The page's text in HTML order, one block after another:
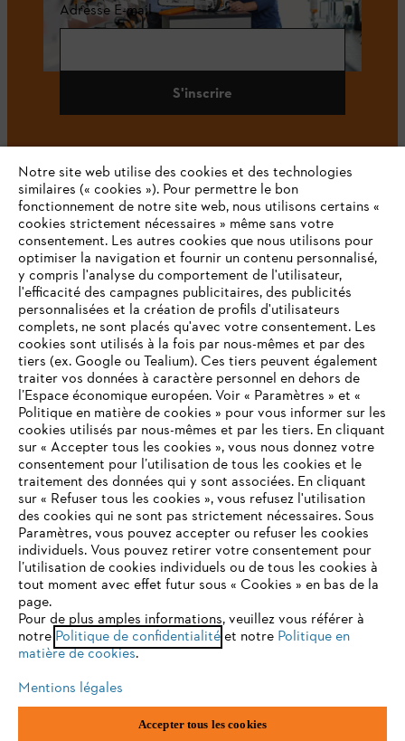
Adresse E-mail
S'inscrire
#STIHL
L'Entreprise
STIHL FAQ
Contact
Politique de protection des données
Mentions légales Utilisation des cookies
ANDREAS STIHL NV, Veurtstraat 117, 2870 Puurs-Sint-Amands,
VOTRE NAVIGATEUR INTERNET
N'EST PLUS PRIS EN CHARGE
Vous utilisez un navigateur Internet que nous ne prenons plus
en charge, et certaines fonctionnalités de notre site ne
peuvent fonctionner correctement. Pour une utilisation
optimale de notre site, nous vous recommandons de passer à
l'un des navigateurs suivants :
firefox chrome
Notre site web utilise des cookies et des technologies
similaires (« cookies »). Pour permettre le bon
fonctionnement de notre site web, nous utilisons certains «
cookies strictement nécessaires » même sans votre
consentement. Les autres cookies que nous utilisons pour
optimiser la navigation et fournir un contenu personnalisé,
y compris l'analyse du comportement de l'utilisateur,
l'efficacité des campagnes publicitaires, des publicités
personnalisées et la création de profils d'utilisateurs
complets, ne sont placés qu'avec votre consentement. Les
cookies sont utilisés à la fois par nous-mêmes et par des
tiers (ex. Google ou Tealium). Ces tiers peuvent également
traiter vos données à caractère personnel en dehors de
l’Espace économique européen. Voir « Paramètres » et «
Politique en matière de cookies » pour vous informer sur les
cookies utilisés par nous-mêmes et par les tiers. En cliquant
sur « Accepter tous les cookies », vous nous donnez votre
consentement pour l’utilisation de tous les cookies et le
traitement des données qui y sont associées. En cliquant
sur « Refuser tous les cookies », vous refusez l'utilisation
des cookies qui ne sont pas strictement nécessaires. Sous
Paramètres, vous pouvez accepter ou refuser les cookies
individuels. Vous pouvez retirer votre consentement pour
l’utilisation de cookies individuels ou de tous les cookies à
tout moment avec effet futur sous « Cookies » en bas de la
page.
Pour de plus amples informations, veuillez vous référer à
notre Politique de confidentialitéet notre Politique en
matière de cookies.
Mentions légales
Accepter tous les cookies